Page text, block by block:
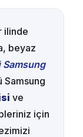
ilinde
beyaz
Samsung
Samsung
ve
için